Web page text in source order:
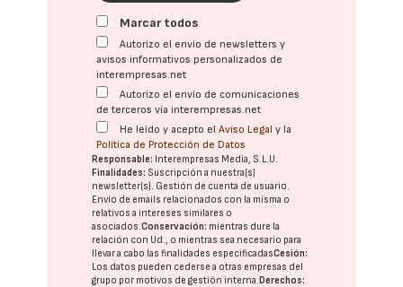
Marcar todos
Autorizo el envío de newsletters y
avisos informativos personalizados de
interempresas.net
Autorizo el envío de comunicaciones
de terceros vía interempresas.net
He leído y acepto elAviso Legal y la
Política de Protección de Datos
Responsable: Interempresas Media, S.L.U.
Finalidades: Suscripción a nuestra(s)
newsletter(s). Gestión de cuenta de usuario.
Envío de emails relacionados con la misma o
relativos a intereses similares o
asociados.Conservación: mientras dure la
relación con Ud., o mientras sea necesario para
llevar a cabo las finalidades especificadasCesión:
Los datos pueden cederse a otras empresas del
grupo por motivos de gestión interna.Derechos: